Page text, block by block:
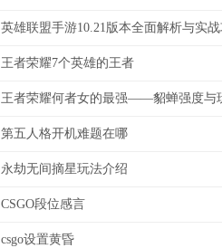
英雄联盟手游10.21版本全面解析与实
王者荣耀7个英雄的王者
王者荣耀何者女的最强——貂蝉强度与
第五人格开机难题在哪
永劫无间摘星玩法介绍
CSGO段位感言
csgo设置黄昏